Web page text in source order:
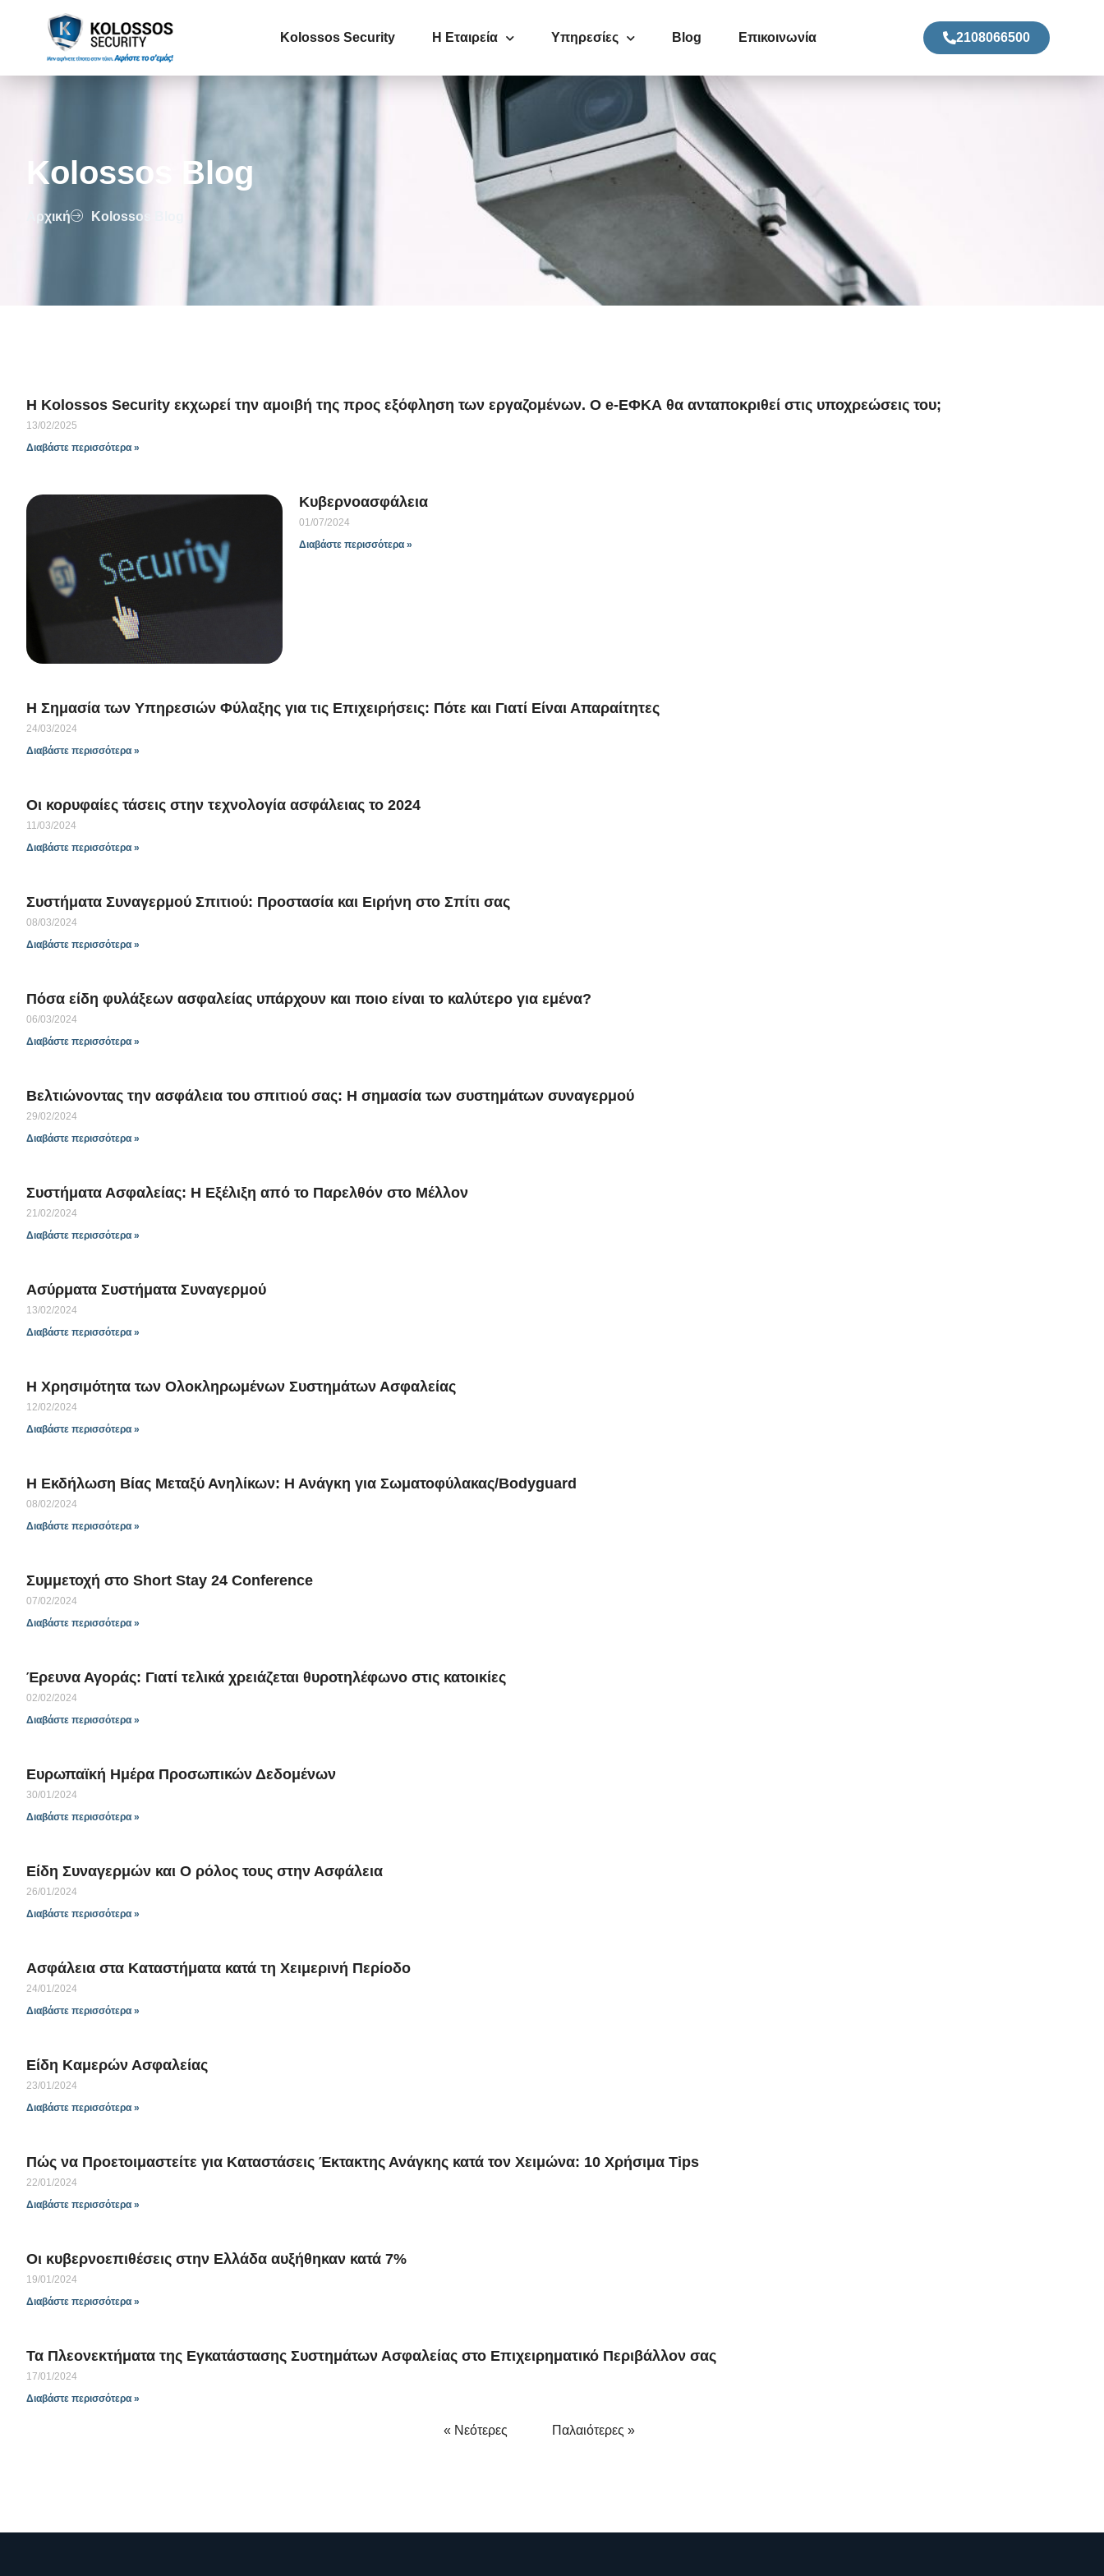
Kolossos Security Η Εταιρεία Υπηρεσίες Blog Επικοινωνία 2108066500
Kolossos Blog
Αρχική Kolossos Blog
Η Kolossos Security εκχωρεί την αμοιβή της προς εξόφληση των εργαζομένων. Ο e-ΕΦΚΑ θα ανταποκριθεί στις υποχρεώσεις του;
13/02/2025
Διαβάστε περισσότερα »
Κυβερνοασφάλεια
01/07/2024
Διαβάστε περισσότερα »
Η Σημασία των Υπηρεσιών Φύλαξης για τις Επιχειρήσεις: Πότε και Γιατί Είναι Απαραίτητες
24/03/2024
Διαβάστε περισσότερα »
Οι κορυφαίες τάσεις στην τεχνολογία ασφάλειας το 2024
11/03/2024
Διαβάστε περισσότερα »
Συστήματα Συναγερμού Σπιτιού: Προστασία και Ειρήνη στο Σπίτι σας
08/03/2024
Διαβάστε περισσότερα »
Πόσα είδη φυλάξεων ασφαλείας υπάρχουν και ποιο είναι το καλύτερο για εμένα?
06/03/2024
Διαβάστε περισσότερα »
Βελτιώνοντας την ασφάλεια του σπιτιού σας: Η σημασία των συστημάτων συναγερμού
29/02/2024
Διαβάστε περισσότερα »
Συστήματα Ασφαλείας: Η Εξέλιξη από το Παρελθόν στο Μέλλον
21/02/2024
Διαβάστε περισσότερα »
Ασύρματα Συστήματα Συναγερμού
13/02/2024
Διαβάστε περισσότερα »
Η Χρησιμότητα των Ολοκληρωμένων Συστημάτων Ασφαλείας
12/02/2024
Διαβάστε περισσότερα »
Η Εκδήλωση Βίας Μεταξύ Ανηλίκων: Η Ανάγκη για Σωματοφύλακας/Bodyguard
08/02/2024
Διαβάστε περισσότερα »
Συμμετοχή στο Short Stay 24 Conference
07/02/2024
Διαβάστε περισσότερα »
Έρευνα Αγοράς: Γιατί τελικά χρειάζεται θυροτηλέφωνο στις κατοικίες
02/02/2024
Διαβάστε περισσότερα »
Ευρωπαϊκή Ημέρα Προσωπικών Δεδομένων
30/01/2024
Διαβάστε περισσότερα »
Είδη Συναγερμών και Ο ρόλος τους στην Ασφάλεια
26/01/2024
Διαβάστε περισσότερα »
Ασφάλεια στα Καταστήματα κατά τη Χειμερινή Περίοδο
24/01/2024
Διαβάστε περισσότερα »
Είδη Καμερών Ασφαλείας
23/01/2024
Διαβάστε περισσότερα »
Πώς να Προετοιμαστείτε για Καταστάσεις Έκτακτης Ανάγκης κατά τον Χειμώνα: 10 Χρήσιμα Tips
22/01/2024
Διαβάστε περισσότερα »
Οι κυβερνοεπιθέσεις στην Ελλάδα αυξήθηκαν κατά 7%
19/01/2024
Διαβάστε περισσότερα »
Τα Πλεονεκτήματα της Εγκατάστασης Συστημάτων Ασφαλείας στο Επιχειρηματικό Περιβάλλον σας
17/01/2024
Διαβάστε περισσότερα »
« Νεότερες Παλαιότερες »